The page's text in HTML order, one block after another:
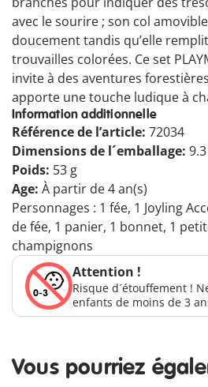
avec le sourire ; son col
doucement tandis qu’elle
trouvailles colorées. Ce set
invite à des aventures
apporte une touche ludique à
Information additionnelle
Référence de l’article: 72034
Dimensions de l´emballage:
Poids: 53 g
Age: À partir de 4 an(s)
Personnages : 1 fée, 1 Joyling
de fée, 1 panier, 1 bonnet, 1
champignons
Attention !
Risque d´étouffement !
enfants de moins de 3
Vous pourriez